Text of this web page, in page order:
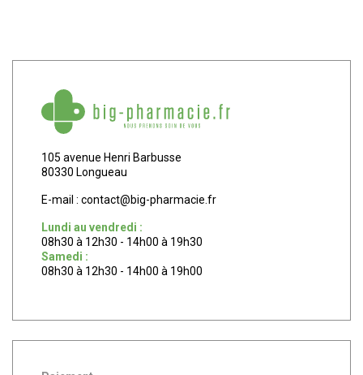
105 avenue Henri Barbusse
80330 Longueau
E-mail : contact@big-pharmacie.fr
Lundi au vendredi :
08h30 à 12h30 - 14h00 à 19h30
Samedi :
08h30 à 12h30 - 14h00 à 19h00